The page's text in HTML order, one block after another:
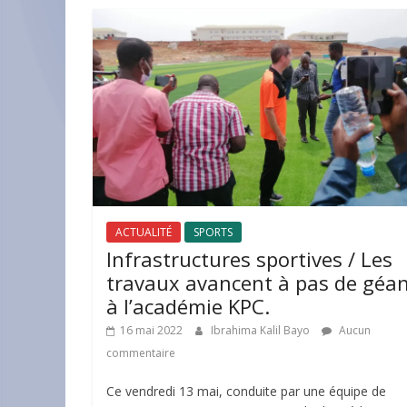
ACTUALITÉ SPORTS
Infrastructures sportives / Les
travaux avancent à pas de
à l’académie KPC.
16 mai 2022 Ibrahima Kalil Bayo
Aucun
commentaire
Ce vendredi 13 mai, conduite par une équipe de